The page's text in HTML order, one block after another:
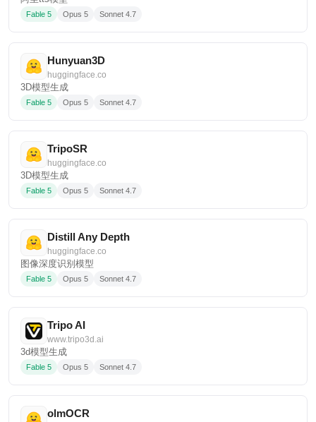
Fable 5 Opus 5 Sonnet 4.7
Hunyuan3D
huggingface.co
3D模型生成
Fable 5 Opus 5 Sonnet 4.7
TripoSR
huggingface.co
3D模型生成
Fable 5 Opus 5 Sonnet 4.7
Distill Any Depth
huggingface.co
图像深度识别模型
Fable 5 Opus 5 Sonnet 4.7
Tripo AI
www.tripo3d.ai
3d模型生成
Fable 5 Opus 5 Sonnet 4.7
olmOCR